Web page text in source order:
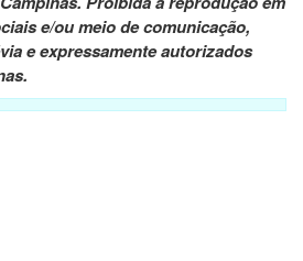
e/ou meio de comunicação,
e expressamente autorizados